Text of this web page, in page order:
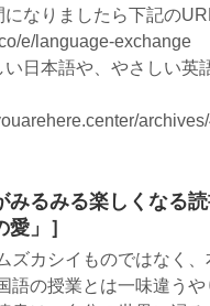
なりましたら下記の
e/language-exchange
日本語や、やさしい英
みるみる楽しくな
」］
ズカシイものではなく
語の授業とは一味違う